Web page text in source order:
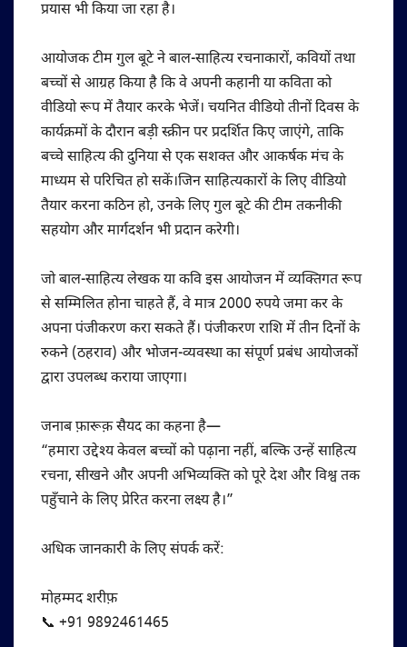
प्रयास भी किया जा रहा है।
आयोजक टीम गुल बूटे ने बाल-साहित्य रचनाकारों, कवियों तथा
बच्चों से आग्रह किया है कि वे अपनी कहानी या कविता को
वीडियो रूप में तैयार करके भेजें। चयनित वीडियो तीनों दिवस के
कार्यक्रमों के दौरान बड़ी स्क्रीन पर प्रदर्शित किए जाएंगे, ताकि
बच्चे साहित्य की दुनिया से एक सशक्त और आकर्षक मंच के
माध्यम से परिचित हो सकें।जिन साहित्यकारों के लिए वीडियो
तैयार करना कठिन हो, उनके लिए गुल बूटे की टीम तकनीकी
सहयोग और मार्गदर्शन भी प्रदान करेगी।
जो बाल-साहित्य लेखक या कवि इस आयोजन में व्यक्तिगत रूप
से सम्मिलित होना चाहते हैं, वे मात्र 2000 रुपये जमा कर के
अपना पंजीकरण करा सकते हैं। पंजीकरण राशि में तीन दिनों के
रुकने (ठहराव) और भोजन-व्यवस्था का संपूर्ण प्रबंध आयोजकों
द्वारा उपलब्ध कराया जाएगा।
जनाब फ़ारूक़ सैयद का कहना है—
“हमारा उद्देश्य केवल बच्चों को पढ़ाना नहीं, बल्कि उन्हें साहित्य
रचना, सीखने और अपनी अभिव्यक्ति को पूरे देश और विश्व तक
पहुँचाने के लिए प्रेरित करना लक्ष्य है।”
अधिक जानकारी के लिए संपर्क करें:
मोहम्मद शरीफ़
📞 +91 9892461465